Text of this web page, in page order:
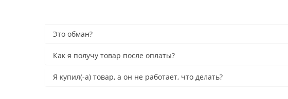
Это обман?
Как я получу товар после оплаты?
Я купил(-а) товар, а он не работает, что делать?